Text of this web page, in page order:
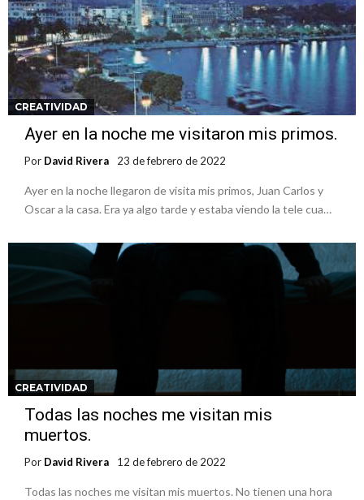
CREATIVIDAD
Ayer en la noche me visitaron mis primos.
Por David Rivera 23 de febrero de 2022
Ayer en la noche llegaron de visita mis primos, Juan Carlos y
Oscar a la casa. Era ya algo tarde y estaba viendo la tele cua…
CREATIVIDAD
Todas las noches me visitan mis
muertos.
Por David Rivera 12 de febrero de 2022
Todas las noches me visitan mis muertos. No tienen una hora